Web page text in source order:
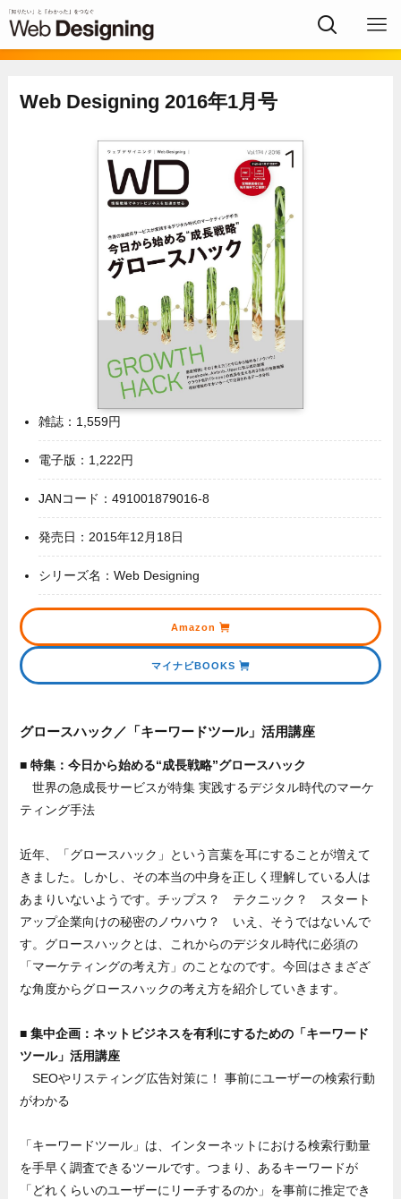
Web Designing 2016年1月号
雑誌：1,559円
電子版：1,222円
JANコード：491001879016-8
発売日：2015年12月18日
シリーズ名：Web Designing
Amazon
マイナビBOOKS
グロースハック／「キーワードツール」活用講座
■ 特集：今日から始める“成長戦略”グロースハック
世界の急成長サービスが特集 実践するデジタル時代のマーケ
ティング手法
近年、「グロースハック」という言葉を耳にすることが増えて
きました。しかし、その本当の中身を正しく理解している人は
あまりいないようです。チップス？ テクニック？ スタート
アップ企業向けの秘密のノウハウ？ いえ、そうではないんで
す。グロースハックとは、これからのデジタル時代に必須の
「マーケティングの考え方」のことなのです。今回はさまざざ
な角度からグロースハックの考え方を紹介していきます。
■ 集中企画：ネットビジネスを有利にするための「キーワード
ツール」活用講座
SEOやリスティング広告対策に！ 事前にユーザーの検索行動
がわかる
「キーワードツール」は、インターネットにおける検索行動量
を手早く調査できるツールです。つまり、あるキーワードが
「どれくらいのユーザーにリーチするのか」を事前に推定でき